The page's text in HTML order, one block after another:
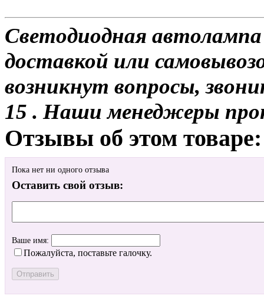
Светодиодная
доставкой или
возникнут вопросы,
15 . Наши менеджеры
Отзывы об этом товаре:
Пока нет ни одного отзыва
Оставить свой отзыв:
Ваше имя:
Пожалуйста, поставьте галочку.